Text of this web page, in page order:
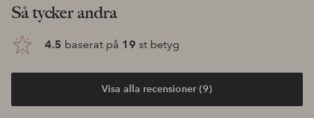
Så tycker andra
4.5 baserat på 19 st betyg
Visa alla recensioner (9)